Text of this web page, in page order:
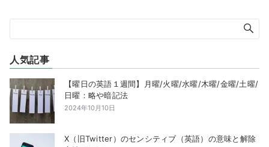
人気記事
【曜日の英語１週間】月曜/火曜/水曜/木曜/金曜/土曜/
日曜：略や暗記法
2024年10月10日
X（旧Twitter）のセンシティブ（英語）の意味と解除